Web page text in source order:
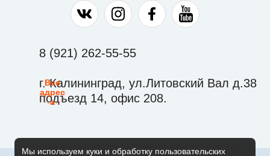
Наша группа в ВКНаша страница в Instagram
Наша группа в Facebook
Наш канал на
8 (921) 262-55-55
г. Калининград, ул.Литовский Вал д.38
подъезд 14, офис 208.
Все
адрес
а
Мы используем куки и обработку пользовательских